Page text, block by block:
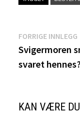
FORRIGE INNLEGG
Svigermoren
svaret
KAN VÆRE